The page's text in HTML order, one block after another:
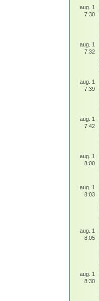
aug. 1
7:30
aug. 1
7:32
aug. 1
7:39
aug. 1
7:42
aug. 1
8:00
aug. 1
8:03
aug. 1
8:05
aug. 1
8:30